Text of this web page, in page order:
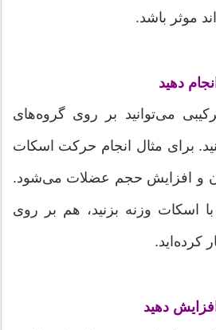
موثر باشد.
می‌توانید بر روی گروه‌های
برای مثال انجام حرکت اسکات
و افزایش حجم عضلات می‌شود.
اسکات وزنه بزنید، هم بر روی
کرده‌اید.